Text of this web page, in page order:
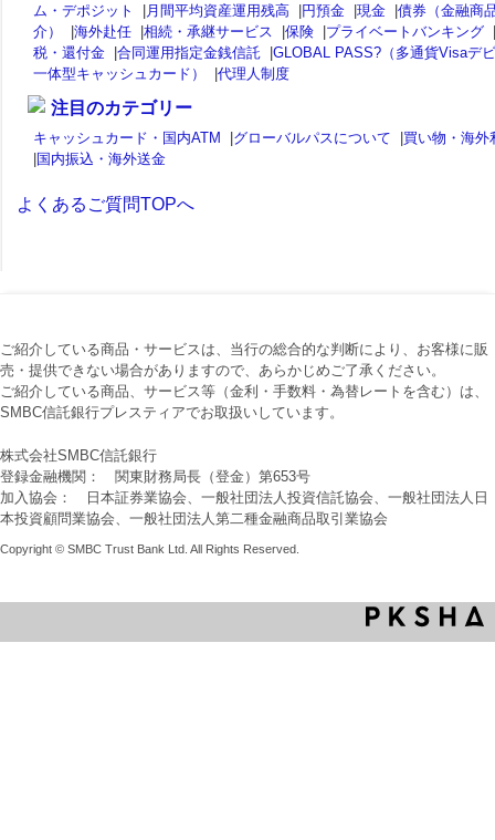
ム・デポジット
| 月間平均資産運用残高 |円預金 |現金 |債券（金融商
介）
|海外赴任 |相続・承継サービス |保険 |プライベートバンキング |
税・還付金 |合同運用指定金銭信託 |GLOBAL PASS?（多通貨Visaデ
一体型キャッシュカード）
|代理人制度
注目のカテゴリー
キャッシュカード・国内ATM |グローバルパスについて |買い物・海外
|国内振込・海外送金
よくあるご質問TOPへ
ご紹介している商品・サービスは、当行の総合的な判断により、お客様に販
売・提供できない場合がありますので、あらかじめご了承ください。
ご紹介している商品、サービス等（金利・手数料・為替レートを含む）は、
SMBC信託銀行プレスティアでお取扱いしています。
株式会社SMBC信託銀行
登録金融機関： 関東財務局長（登金）第653号
加入協会： 日本証券業協会、一般社団法人投資信託協会、一般社団法人日
本投資顧問業協会、一般社団法人第二種金融商品取引業協会
Copyright © SMBC Trust Bank Ltd. All Rights Reserved.